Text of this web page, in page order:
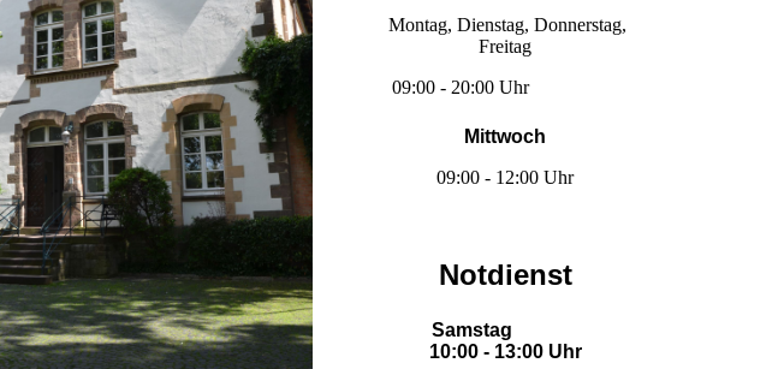
Montag, Dienstag, Donnerstag,
Freitag
09:00 - 20:00 Uhr
Mittwoch
09:00 - 12:00 Uhr
Notdienst
Samstag
10:00 - 13:00 Uhr